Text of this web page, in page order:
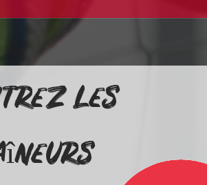
les